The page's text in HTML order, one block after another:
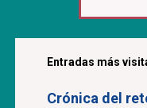
Entradas más
Crónica del